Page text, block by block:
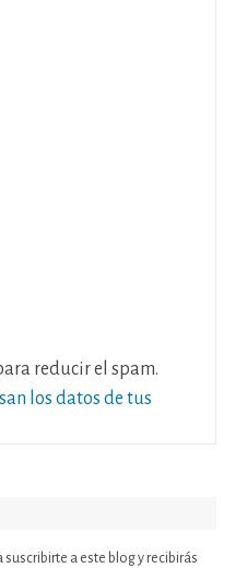
reducir el spam.
los datos de tus
a este blog y recibirás